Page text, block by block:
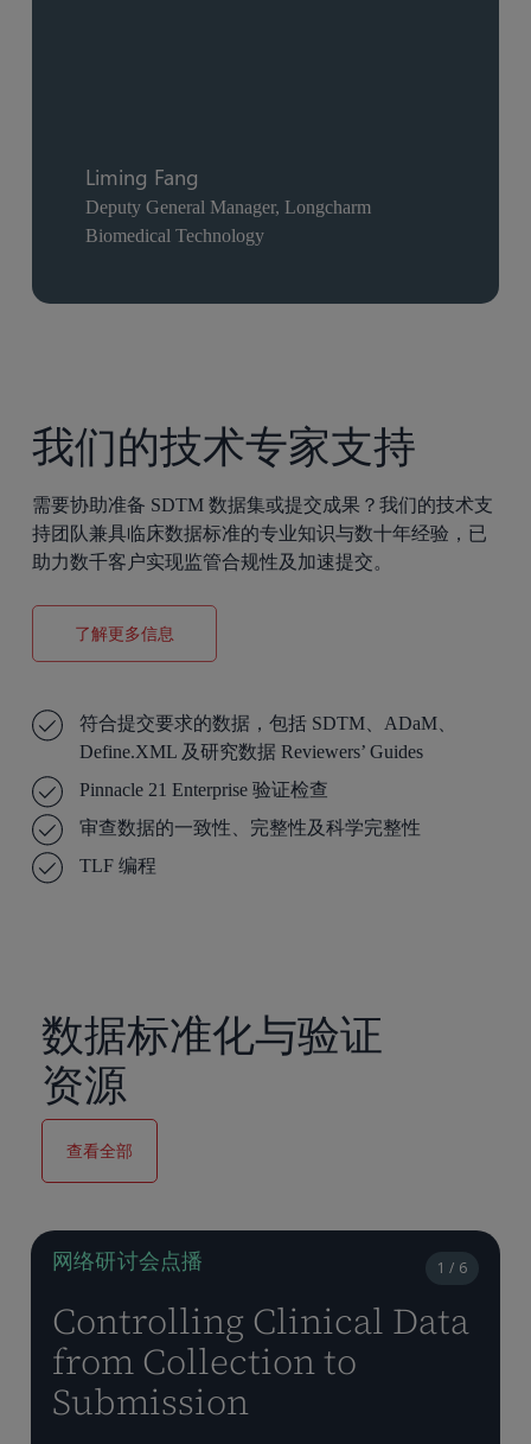
Liming Fang
Deputy General Manager, Longcharm
Biomedical Technology
我们的技术专家支持
需要协助准备 SDTM 数据集或提交成果？我们的技术支
持团队兼具临床数据标准的专业知识与数十年经验，已
助力数千客户实现监管合规性及加速提交。
了解更多信息
符合提交要求的数据，包括 SDTM、ADaM、
Define.XML 及研究数据 Reviewers’ Guides
Pinnacle 21 Enterprise 验证检查
审查数据的一致性、完整性及科学完整性
TLF 编程
数据标准化与验证
资源
查看全部
1 / 6
网络研讨会点播
Controlling Clinical Data
from Collection to
Submission